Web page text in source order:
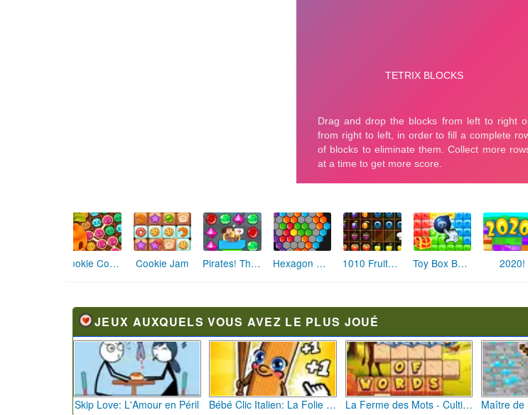
Cookie Connect Extra Cookie Jam Pirates! The Match 3 Hexagon Pals 1010 Fruits Farming Toy Box Bomb 2020!
JEUX AUXQUELS VOUS AVEZ LE PLUS JOUÉ
Skip Love: L'Amour en Péril Bébé Clic Italien: La Folie des Petits Bambins La Ferme des Mots - Cultivez votre Vocabulaire